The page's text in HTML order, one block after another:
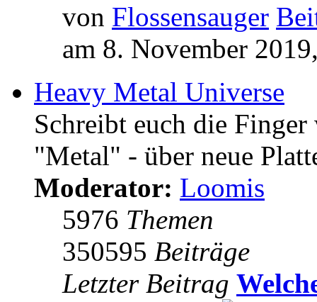
von Flossensauger
am 8. November
Heavy Metal Universe
Schreibt euch die
"Metal" - über neue
Moderator: Loomis
5976 Themen
350595 Beiträge
Letzter Beitrag